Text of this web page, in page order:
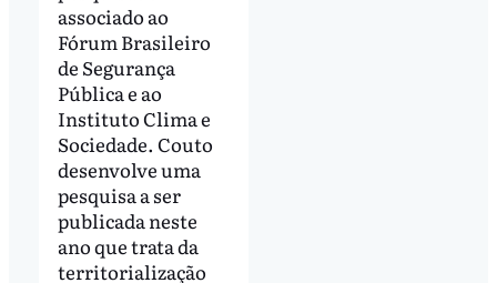
associado ao
Fórum Brasileiro
de Segurança
Pública e ao
Instituto Clima e
Sociedade. Couto
desenvolve uma
pesquisa a ser
publicada neste
ano que trata da
territorialização